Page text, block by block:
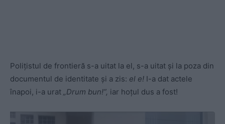
Polițistul de frontieră s-a uitat la el, s-a uitat și la poza din
documentul de identitate și a zis: el e! I-a dat actele
înapoi, i-a urat „Drum bun!”, iar hoțul dus a fost!